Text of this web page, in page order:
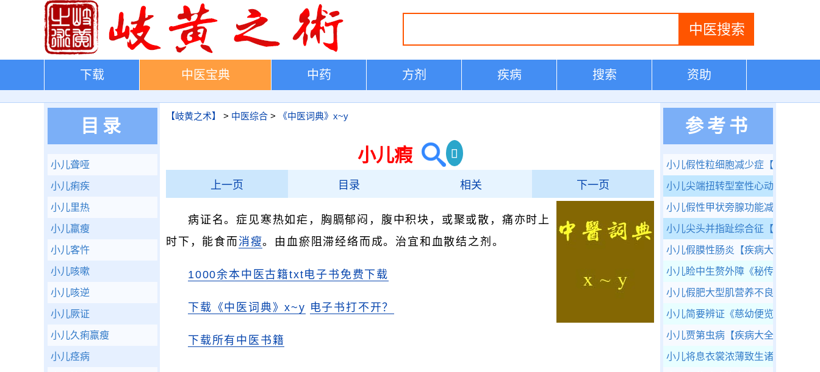
下载 中医宝典 中药 方剂 疾病 搜索 资助
【岐黄之术】 > 中医综合 > 《中医词典》x~y
小儿瘕
上一页 目录 相关 下一页
病证名。症见寒热如疟，胸膈郁闷，腹中积块，或聚或散，痛亦时上
时下，能食而消瘦。由血瘀阻滞经络而成。治宜和血散结之剂。
1000余本中医古籍txt电子书免费下载
下载《中医词典》x~y 电子书打不开？
下载所有中医书籍
目录
小儿聋哑
小儿痢疾
小儿里热
小儿羸瘦
小儿客忤
小儿咳嗽
小儿咳逆
小儿厥证
小儿久痢羸瘦
小儿痉病
参考书
小儿假性粒细胞减少症 【疾病大全
小儿尖端扭转型室性心动过速
小儿假性甲状旁腺功能减低症
小儿尖头并指趾综合征 【疾病大全
小儿假膜性肠炎 【疾病大全】
小儿睑中生赘外障 《秘传眼科龙木
小儿假肥大型肌营养不良
小儿简要辨证 《慈幼便览》
小儿贾第虫病 【疾病大全】
小儿将息衣裳浓薄致生诸痫及诸疾